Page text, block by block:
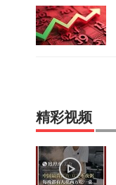
精彩视频